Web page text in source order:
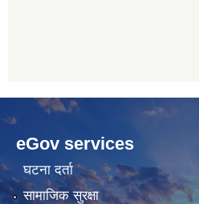
betwild
cratosroyalbet
bahis
siteleri
hdasianporns.net
lunadark.org
bahis
siteleri
eGov services
घटना दर्ता
सामाजिक सुरक्षा